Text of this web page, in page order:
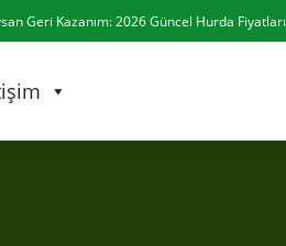
Geri Kazanım: 2026 Güncel Hurda Fiyatları